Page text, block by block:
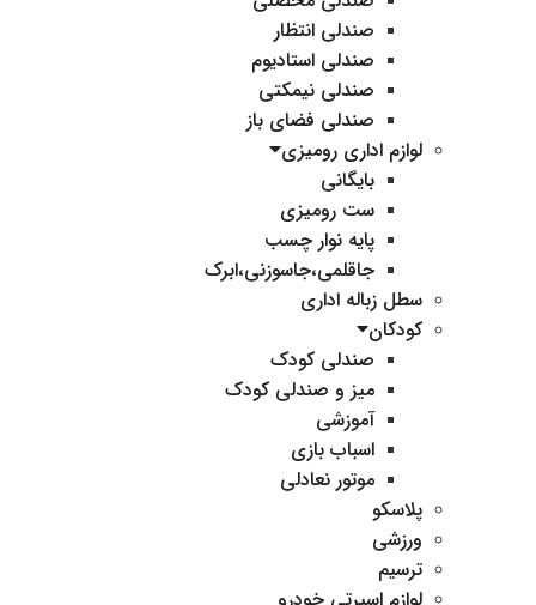
صندلی انتظار
صندلی استادیوم
صندلی نیمکتی
صندلی فضای باز
لوازم اداری رومیزی
بایگانی
ست رومیزی
پایه نوار چسب
جاقلمی،جاسوزنی،ابرک
سطل زباله اداری
کودکان
صندلی کودک
میز و صندلی کودک
آموزشی
اسباب بازی
موتور نعادلی
پلاسکو
ورزشی
ترسیم